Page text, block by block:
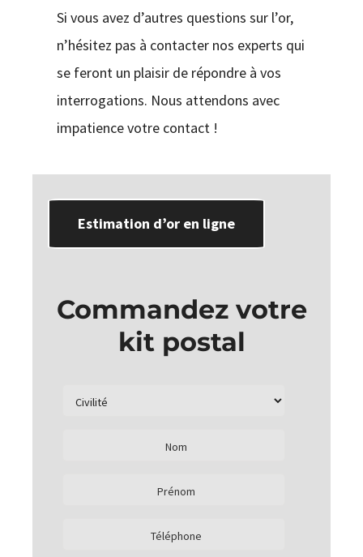
Si vous avez d’autres questions sur l’or,
n’hésitez pas à contacter nos experts qui
se feront un plaisir de répondre à vos
interrogations. Nous attendons avec
impatience votre contact !
Estimation d’or en ligne
Commandez votre
kit postal